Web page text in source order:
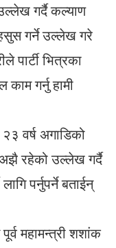
उल्लेख गर्दै कल्याण
गर्ने उल्लेख गरे
पार्टी भित्रका
गर्नु हामी
वर्ष अगाडिको
रहेको उल्लेख गर्दै
पर्नुपर्ने बताईन्
महामन्त्री शशांक